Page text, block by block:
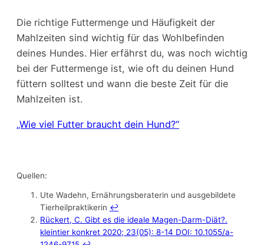
Die richtige Futtermenge und Häufigkeit der
Mahlzeiten sind wichtig für das Wohlbefinden
deines Hundes. Hier erfährst du, was noch wichtig
bei der Futtermenge ist, wie oft du deinen Hund
füttern solltest und wann die beste Zeit für die
Mahlzeiten ist.
„Wie viel Futter braucht dein Hund?“
Quellen:
Ute Wadehn, Ernährungsberaterin und ausgebildete
Tierheilpraktikerin ↩︎
Rückert, C. Gibt es die ideale Magen-Darm-Diät?.
kleintier konkret 2020; 23(05): 8-14 DOI: 10.1055/a-